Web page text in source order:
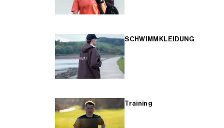
SCHWIMMKLEIDUNG
Training